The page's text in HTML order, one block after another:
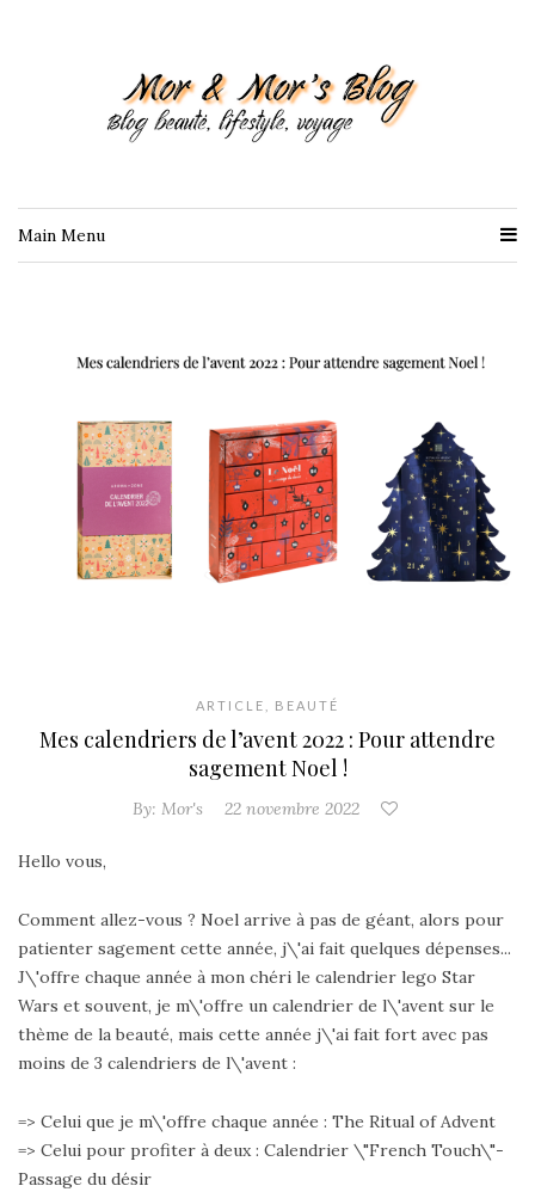
Main Menu
ARTICLE BEAUTÉ
Mes calendriers de l’avent 2022 : Pour attendre
sagement Noel !
By: Mor's 22 novembre 2022
Hello vous,
Comment allez-vous ? Noel arrive à pas de géant, alors pour
patienter sagement cette année, j\'ai fait quelques dépenses...
J\'offre chaque année à mon chéri le calendrier lego Star
Wars et souvent, je m\'offre un calendrier de l\'avent sur le
thème de la beauté, mais cette année j\'ai fait fort avec pas
moins de 3 calendriers de l\'avent :
=> Celui que je m\'offre chaque année : The Ritual of Advent
=> Celui pour profiter à deux : Calendrier \"French Touch\"-
Passage du désir